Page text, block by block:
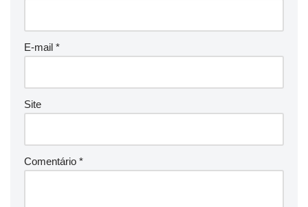
E-mail *
Site
Comentário *